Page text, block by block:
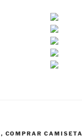
, COMPRAR